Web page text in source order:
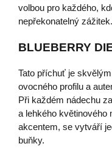
volbou pro každého,
nepřekonatelný zážitek.
BLUEBERRY
Tato příchuť je
ovocného profilu a
Při každém nádechu
a lehkého květinového
akcentem, se vytváří
buňky.